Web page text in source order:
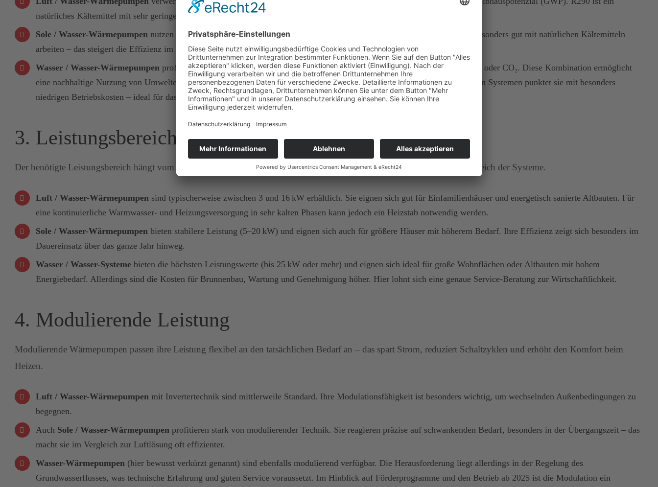
natürliches Kältemittel mit sehr geringem GWP und hoher Energieeffizienz, erfordert aber hohe Sicherheitsstandards.
Sole / Wasser-Wärmepumpen nutzen oft ebenfalls R290 oder R410A. Aufgrund der stabilen Wärmequelle lässt sich hier besonders gut mit natürlichen Kältemitteln
arbeiten – das steigert die Effizienz im Heizungsbetrieb.
Wasser / Wasser-Wärmepumpen profitieren durch die gleichmäßige Quellentemperatur und arbeiten in der Regel mit R290 oder CO₂. Diese Kombination ermöglicht
eine nachhaltige Nutzung von Umweltenergie und eine gute Förderung durch staatliche Programme. Im Vergleich mit anderen Systemen punktet sie mit besonders
niedrigen Betriebskosten – ideal für das Heizen ab 2025 und darüber hinaus.
3. Leistungsbereich
Der benötigte Leistungsbereich hängt vom Haus, seiner Dämmung und dem Heizverhalten ab – ein zentraler Punkt im Vergleich der Systeme.
Luft / Wasser-Wärmepumpen sind typischerweise zwischen 3 und 16 kW erhältlich. Sie eignen sich gut für Einfamilienhäuser und energetisch sanierte Altbauten. Für
eine kontinuierliche Warmwasser- und Heizungsversorgung in sehr kalten Phasen kann jedoch ein Heizstab notwendig werden.
Sole / Wasser-Wärmepumpen bieten stabilere Leistung (5–20 kW) und eignen sich auch für größere Häuser mit höherem Bedarf. Ihre Effizienz zeigt sich besonders im
Dauereinsatz über das ganze Jahr hinweg.
Wasser / Wasser-Systeme bieten die höchsten Leistungswerte (bis 25 kW oder mehr) und eignen sich ideal für große Wohnflächen oder Altbauten mit hohem
Energiebedarf. Allerdings sind die Kosten für Brunnenbau, Wartung und Genehmigung höher. Hier lohnt sich eine genaue Service-Beratung zur Wirtschaftlichkeit.
4. Modulierende Leistung
Modulierende Wärmepumpen passen ihre Leistung flexibel an den tatsächlichen Bedarf an – das spart Strom, reduziert Schaltzyklen und erhöht den Komfort beim
Heizen.
Luft / Wasser-Wärmepumpen mit Invertertechnik sind mittlerweile Standard. Ihre Modulationsfähigkeit ist besonders wichtig, um wechselnden Außenbedingungen zu
begegnen.
Auch Sole / Wasser-Wärmepumpen profitieren stark von modulierender Technik. Sie reagieren präzise auf schwankenden Bedarf, besonders in der Übergangszeit – das
macht sie im Vergleich zur Luftlösung oft effizienter.
Wasser-Wärmepumpen (hier bewusst verkürzt genannt) sind ebenfalls modulierend verfügbar. Die Herausforderung liegt allerdings in der Regelung des
Grundwasserflusses, was technische Erfahrung und guten Service voraussetzt. Im Hinblick auf Förderprogramme und den Betrieb ab 2025 ist die Modulation ein